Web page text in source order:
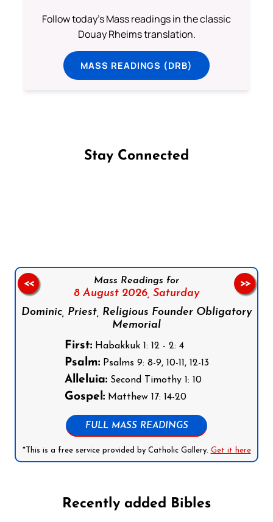
Follow today's Mass readings in the classic
Douay Rheims translation.
MASS READINGS (DRB)
Stay Connected
Mass Readings for
8 August 2026, Saturday
Dominic, Priest, Religious Founder Obligatory
Memorial
First:Habakkuk 1: 12 - 2: 4
Psalm:Psalms 9: 8-9, 10-11, 12-13
Alleluia:Second Timothy 1: 10
Gospel:Matthew 17: 14-20
FULL MASS READINGS
*This is a free service provided by Catholic Gallery. Get it here
<< >>
Recently added Bibles